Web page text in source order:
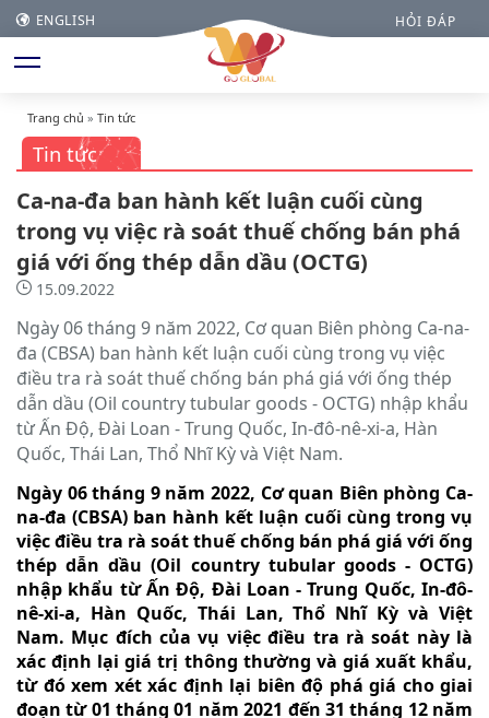
ENGLISH HỎI ĐÁP
Trang chủ » Tin tức
Tin tức
Ca-na-đa ban hành kết luận cuối cùng
trong vụ việc rà soát thuế chống bán phá
giá với ống thép dẫn dầu (OCTG)
15.09.2022
Ngày 06 tháng 9 năm 2022, Cơ quan Biên phòng Ca-na-
đa (CBSA) ban hành kết luận cuối cùng trong vụ việc
điều tra rà soát thuế chống bán phá giá với ống thép
dẫn dầu (Oil country tubular goods - OCTG) nhập khẩu
từ Ấn Độ, Đài Loan - Trung Quốc, In-đô-nê-xi-a, Hàn
Quốc, Thái Lan, Thổ Nhĩ Kỳ và Việt Nam.
Ngày 06 tháng 9 năm 2022, Cơ quan Biên phòng Ca-
na-đa (CBSA) ban hành kết luận cuối cùng trong vụ
việc điều tra rà soát thuế chống bán phá giá với ống
thép dẫn dầu (Oil country tubular goods - OCTG)
nhập khẩu từ Ấn Độ, Đài Loan - Trung Quốc, In-đô-
nê-xi-a, Hàn Quốc, Thái Lan, Thổ Nhĩ Kỳ và Việt
Nam. Mục đích của vụ việc điều tra rà soát này là
xác định lại giá trị thông thường và giá xuất khẩu,
từ đó xem xét xác định lại biên độ phá giá cho giai
đoạn từ 01 tháng 01 năm 2021 đến 31 tháng 12 năm